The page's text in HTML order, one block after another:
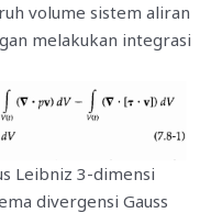
volume sistem aliran
melakukan integrasi
Leibniz 3-dimensi
divergensi Gauss